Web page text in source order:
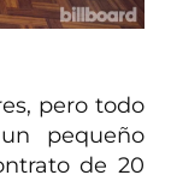
pero todo
pequeño
de 20